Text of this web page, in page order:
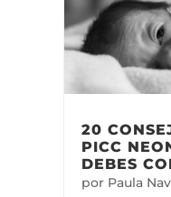
20
PICC
DEBES
por Paula